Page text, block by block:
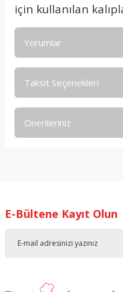
için kullanılan
Yorumlar
Taksit Seçenekleri
Önerileriniz
Ürün resmi kalitesiz, bozuk
Bu ürüne benzer farklı
E-Bültene Kayıt Olun